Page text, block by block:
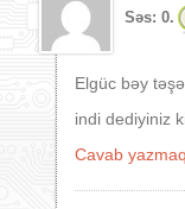
Səs: 0.
Elgüc bəy
indi dediyiniz
Cavab